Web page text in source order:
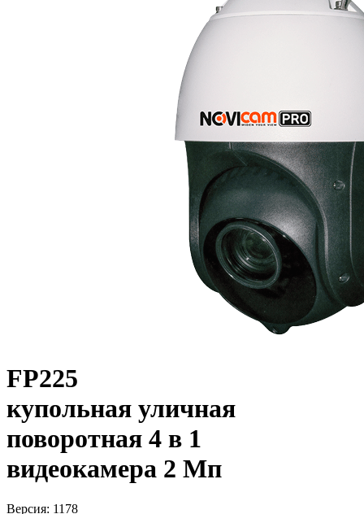
FP225
купольная уличная
поворотная 4 в 1
видеокамера 2 Мп
Версия: 1178